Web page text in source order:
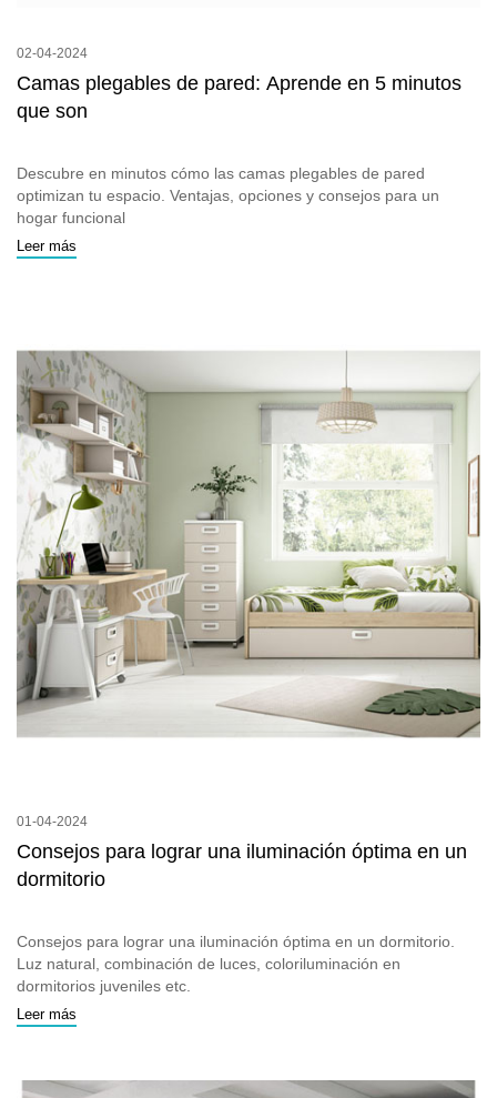
02-04-2024
Camas plegables de pared: Aprende en 5 minutos
que son
Descubre en minutos cómo las camas plegables de pared
optimizan tu espacio. Ventajas, opciones y consejos para un
hogar funcional
Leer más
01-04-2024
Consejos para lograr una iluminación óptima en un
dormitorio
Consejos para lograr una iluminación óptima en un dormitorio.
Luz natural, combinación de luces, coloriluminación en
dormitorios juveniles etc.
Leer más